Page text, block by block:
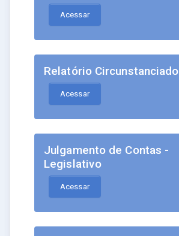
Acessar
Relatório Circunstanciado
Acessar
Julgamento de Contas -
Legislativo
Acessar